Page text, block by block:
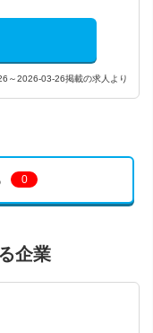
～2026-03-26掲載の求人より
0
企業